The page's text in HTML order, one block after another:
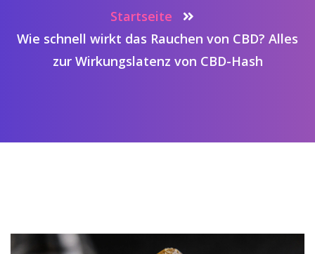
Startseite
Wie schnell wirkt das Rauchen von CBD? Alles
zur Wirkungslatenz von CBD-Hash